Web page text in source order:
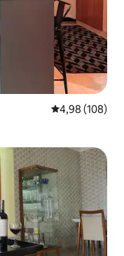
Средна
4,98 (108)